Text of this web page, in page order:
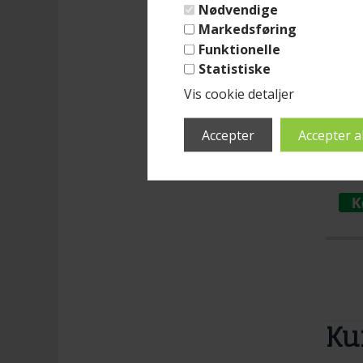
Nødvendige
Markedsføring
Funktionelle
Statistiske
Vis cookie detaljer
- det
Læs